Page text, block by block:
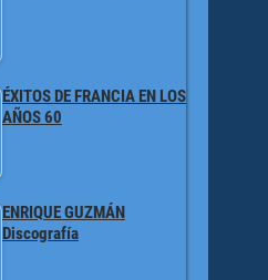
ÉXITOS DE FRANCIA EN LOS
AÑOS 60
ENRIQUE GUZMÁN
Discografía